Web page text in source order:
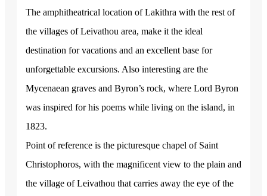
The amphitheatrical location of Lakithra with the rest of
the villages of Leivathou area, make it the ideal
destination for vacations and an excellent base for
unforgettable excursions. Also interesting are the
Mycenaean graves and Byron’s rock, where Lord Byron
was inspired for his poems while living on the island, in
1823.
Point of reference is the picturesque chapel of Saint
Christophoros, with the magnificent view to the plain and
the village of Leivathou that carries away the eye of the